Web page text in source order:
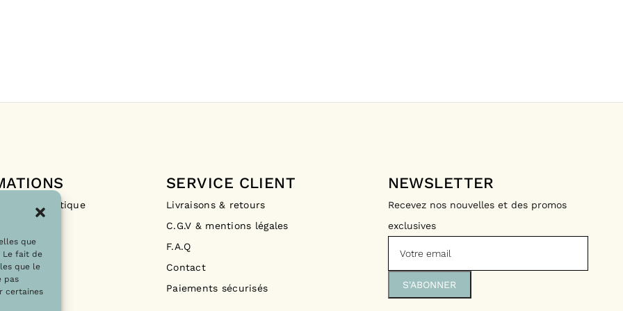
que
Le fait de
que le
pas
certaines
La Boutique
SERVICE CLIENT
Livraisons & retours
C.G.V & mentions légales
F.A.Q
Contact
Paiements sécurisés
NEWSLETTER
Recevez nos nouvelles et des promos
exclusives